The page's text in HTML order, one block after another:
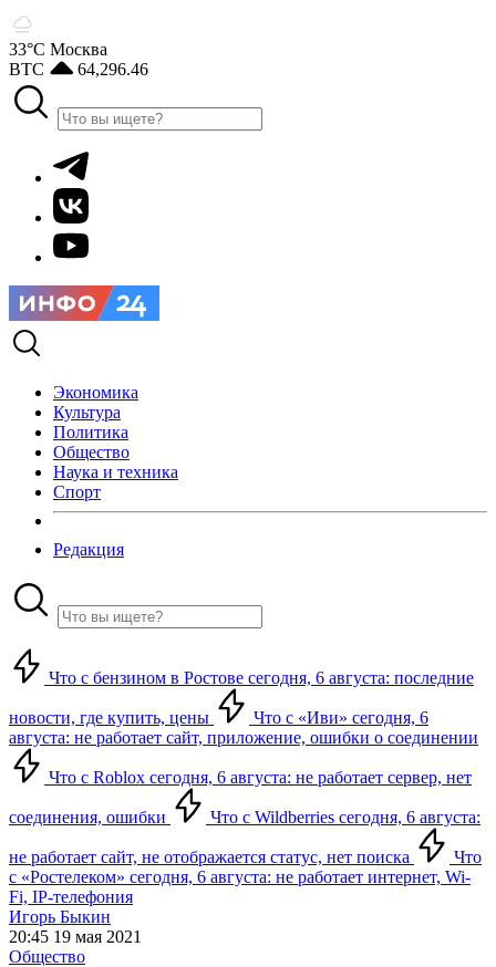
33°С Москва
BTC
64,296.46
Экономика
Культура
Политика
Общество
Наука и техника
Спорт
Редакция
Что с бензином в Ростове сегодня, 6 августа: последние
новости, где купить, цены
Что с «Иви» сегодня, 6
августа: не работает сайт, приложение, ошибки о соединении
Что с Roblox сегодня, 6 августа: не работает сервер, нет
соединения, ошибки Что с Wildberries сегодня, 6 августа:
не работает сайт, не отображается статус, нет поиска
Что
с «Ростелеком» сегодня, 6 августа: не работает интернет, Wi-
Fi, IP-телефония
Игорь Быкин
20:45 19 мая 2021
Общество